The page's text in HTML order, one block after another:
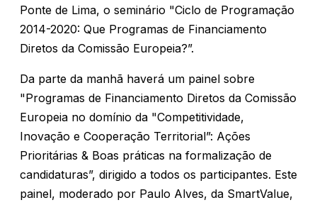
Ponte de Lima, o seminário "Ciclo de Programação
2014-2020: Que Programas de Financiamento
Diretos da Comissão Europeia?”.
Da parte da manhã haverá um painel sobre
"Programas de Financiamento Diretos da Comissão
Europeia no domínio da "Competitividade,
Inovação e Cooperação Territorial”: Ações
Prioritárias & Boas práticas na formalização de
candidaturas”, dirigido a todos os participantes. Este
painel, moderado por Paulo Alves, da SmartValue,